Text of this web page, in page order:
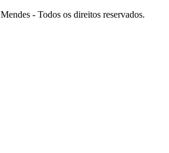
- Todos os direitos reservados.